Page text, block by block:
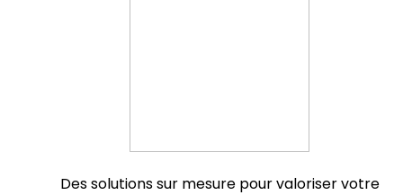
Des solutions sur mesure pour valoriser votre